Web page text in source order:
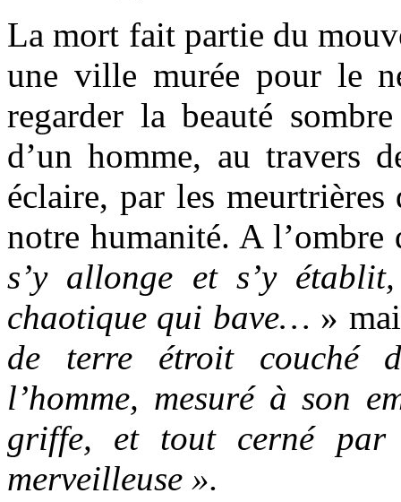
La mort fait partie du
une ville murée pour le
regarder la beauté
d’un homme, au travers
éclaire, par les
notre humanité. A
s’y allonge et s’y
chaotique qui bave… »
de terre étroit couché
l’homme, mesuré à son
griffe, et tout cerné par
merveilleuse ».